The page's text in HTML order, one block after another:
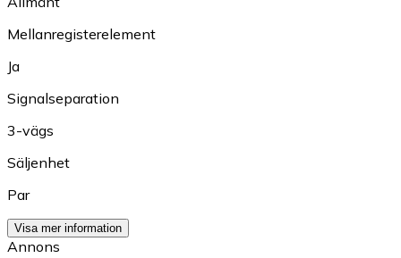
Mellanregisterelement
Ja
Signalseparation
3-vägs
Säljenhet
Par
Visa mer information
Annons